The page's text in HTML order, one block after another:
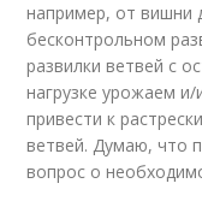
например, от вишни
бесконтрольном
развилки ветвей с
нагрузке урожаем
привести к
ветвей. Думаю, что
вопрос о